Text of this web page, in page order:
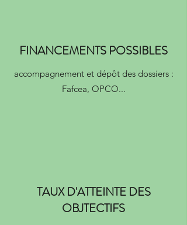
FINANCEMENTS POSSIBLES
accompagnement et dépôt des dossiers :
Fafcea, OPCO...
TAUX D'ATTEINTE DES
OBJTECTIFS